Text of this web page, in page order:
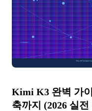
Kimi K3 완벽 가
축까지 (2026 실